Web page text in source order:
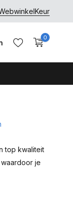
0
top kwaliteit
je